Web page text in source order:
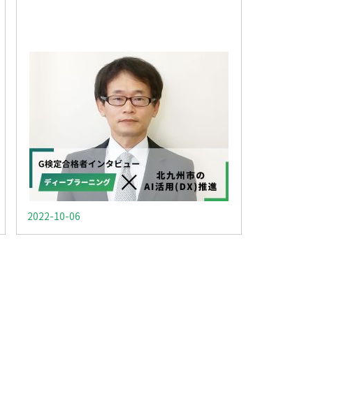
2022-10-06